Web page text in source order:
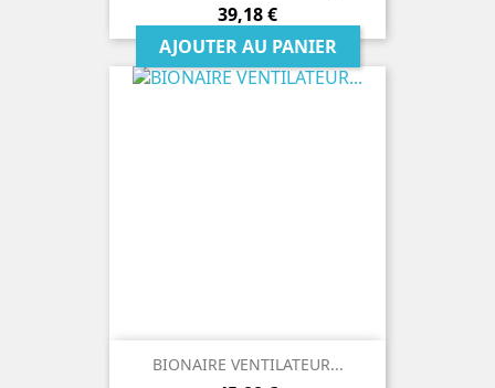
Prix
39,18 €
AJOUTER AU PANIER
BIONAIRE VENTILATEUR...